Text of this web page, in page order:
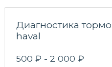
Диагностика
haval
500 ₽ - 2 000 ₽